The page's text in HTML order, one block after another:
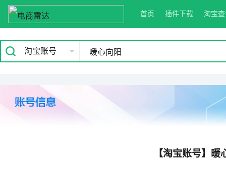
首页 插件下载 淘宝
淘宝账号
【淘宝账号】